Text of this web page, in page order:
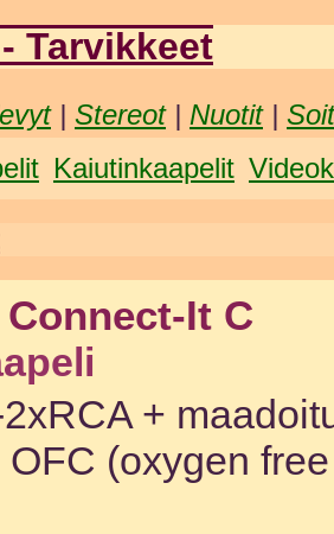
Tarvikkeet
| Stereot| Nuotit|
Kaiutinkaapelit
It C
+
OFC (oxygen